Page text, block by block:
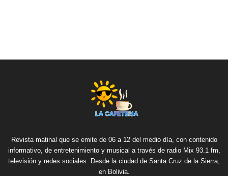
Revista matinal que se emite de 06 a 12 del medio día, con contenido
informativo, de entretenimiento y musical a través de radio Mix 93.1 fm,
televisión y redes sociales. Desde la ciudad de Santa Cruz de la Sierra,
en Bolivia.